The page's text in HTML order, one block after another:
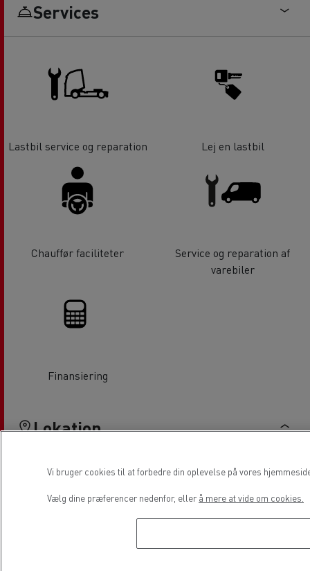
Services
Lastbil service og reparation Lej en lastbil
Chauffør faciliteter
Service og reparation af
varebiler
Finansiering
Lokation
Vi bruger cookies til at forbedre din oplevelse på vores
Vælg dine præferencer nedenfor, eller å mere at vide om cookies.